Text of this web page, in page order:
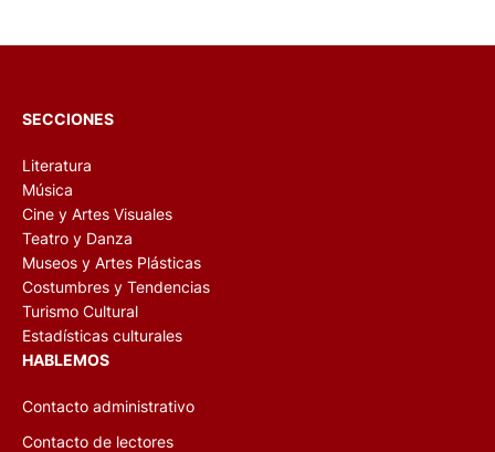
SECCIONES
Literatura
Música
Cine y Artes Visuales
Teatro y Danza
Museos y Artes Plásticas
Costumbres y Tendencias
Turismo Cultural
Estadísticas culturales
HABLEMOS
Contacto administrativo
Contacto de lectores